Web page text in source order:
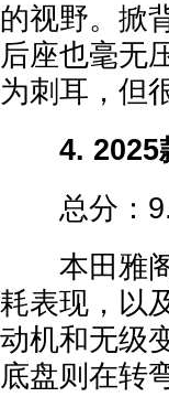
的视野。掀
后座也毫无
为刺耳，但
4. 2025
总分：
本田雅阁
耗表现，以
动机和无级
底盘则在转